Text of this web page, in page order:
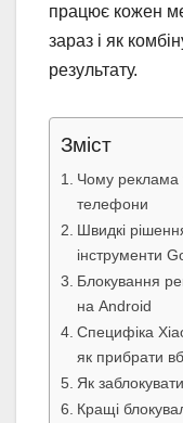
працює кожен
зараз і як
результату.
Зміст
Чому реклама
телефони
Швидкі
інструменти
Блокування
на Android
Специфіка
як прибрати
Як
Кращі